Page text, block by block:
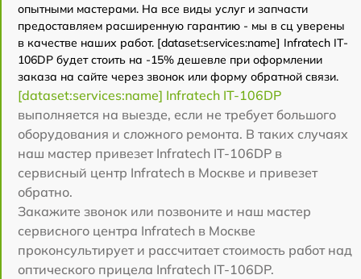
опытными мастерами. На все виды услуг и запчасти
предоставляем расширенную гарантию - мы в сц уверены
в качестве наших работ. [dataset:services:name] Infratech IT-
106DP будет стоить на -15% дешевле при оформлении
заказа на сайте через звонок или форму обратной связи.
[dataset:services:name] Infratech IT-106DP
выполняется на выезде, если не требует большого
оборудования и сложного ремонта. В таких случаях
наш мастер привезет Infratech IT-106DP в
сервисный центр Infratech в Москве и привезет
обратно.
Закажите звонок или позвоните и наш мастер
сервисного центра Infratech в Москве
проконсультирует и рассчитает стоимость работ над
оптического прицела Infratech IT-106DP.